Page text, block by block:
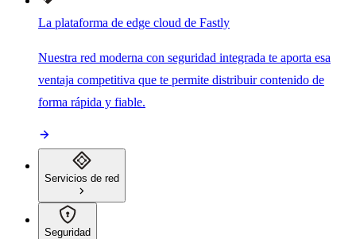
La plataforma de edge cloud de Fastly
Nuestra red moderna con seguridad integrada te aporta esa
ventaja competitiva que te permite distribuir contenido de
forma rápida y fiable.
Servicios de red
Seguridad